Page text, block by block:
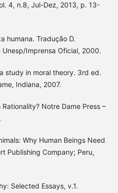
4, n.8, Jul-Dez, 2013, p. 13-
humana. Tradução D.
Unesp/Imprensa Oficial, 2000.
study in moral theory. 3rd ed.
Indiana, 2007.
Rationality? Notre Dame Press –
Why Human Beings Need
Publishing Company; Peru,
Selected Essays, v.1.